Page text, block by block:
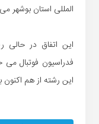
المللی استان بوشهر
این اتفاق در حالی
فدراسیون فوتبال می
این رشته از هم اکنون